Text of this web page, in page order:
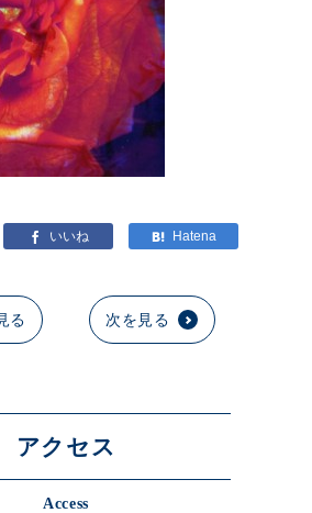
る 次を見る
アクセス
Access